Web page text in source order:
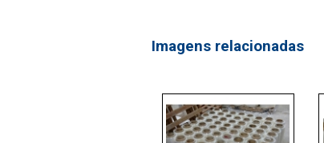
Imagens relacionadas